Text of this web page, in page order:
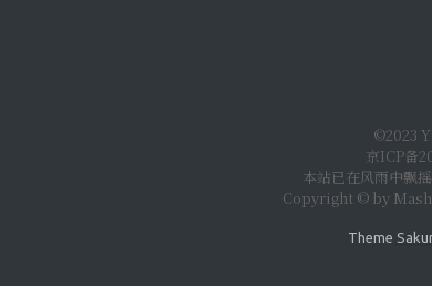
©2023
京ICP备
本站已在风雨中飘
Copyright © by
Theme